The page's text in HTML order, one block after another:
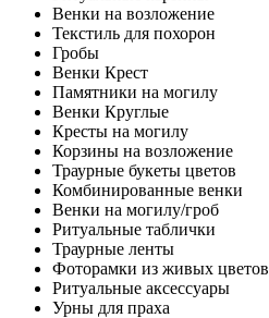
Венки на возложение
Текстиль для похорон
Гробы
Венки Крест
Памятники на могилу
Венки Круглые
Кресты на могилу
Корзины на возложение
Траурные букеты цветов
Комбинированные венки
Венки на могилу/гроб
Ритуальные таблички
Траурные ленты
Фоторамки из живых цветов
Ритуальные аксессуары
Урны для праха